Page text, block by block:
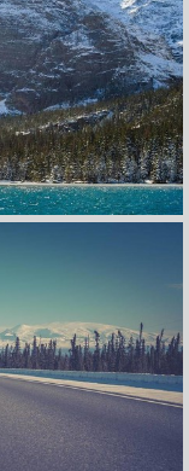
立 即 下 载
收 藏